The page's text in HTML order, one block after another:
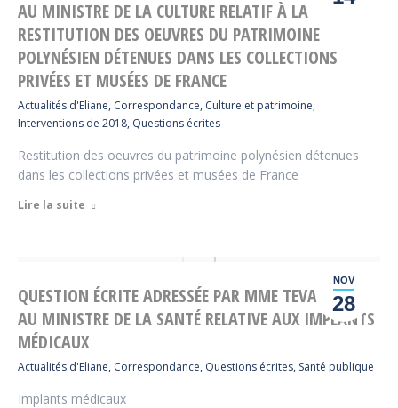
AU MINISTRE DE LA CULTURE RELATIF À LA
RESTITUTION DES OEUVRES DU PATRIMOINE
POLYNÉSIEN DÉTENUES DANS LES COLLECTIONS
PRIVÉES ET MUSÉES DE FRANCE
Actualités d'Eliane, Correspondance, Culture et patrimoine,
Interventions de 2018, Questions écrites
Restitution des oeuvres du patrimoine polynésien détenues
dans les collections privées et musées de France
Lire la suite
NOV
28
QUESTION ÉCRITE ADRESSÉE PAR MME TEVAHITUA
AU MINISTRE DE LA SANTÉ RELATIVE AUX IMPLANTS
MÉDICAUX
Actualités d'Eliane, Correspondance, Questions écrites, Santé publique
Implants médicaux